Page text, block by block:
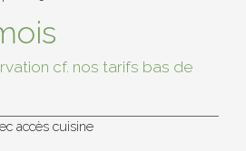
cf. nos tarifs bas de
accès cuisine